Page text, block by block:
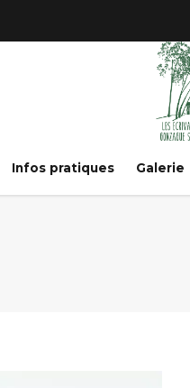
Infos pratiques Galerie